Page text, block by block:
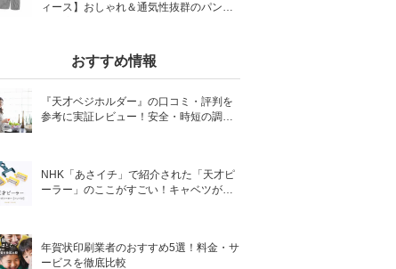
ィース】おしゃれ＆通気性抜群のパンツ
おすすめ情報
『天才ベジホルダー』の口コミ・評判を
参考に実証レビュー！安全・時短の調理
NHK「あさイチ」で紹介された「天才ピ
ーラー」のここがすごい！キャベツがほ
年賀状印刷業者のおすすめ5選！料金・サ
ービスを徹底比較